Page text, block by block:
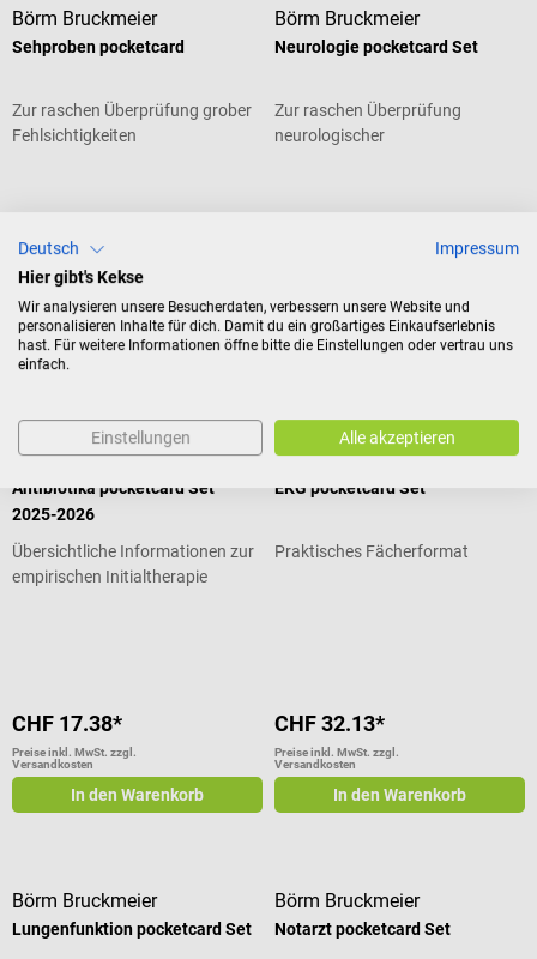
Börm Bruckmeier
Sehproben pocketcard
Zur raschen Überprüfung grober
Fehlsichtigkeiten
CHF 10.53*
Preise inkl. MwSt. zzgl.
Versandkosten
In den Warenkorb
Börm Bruckmeier
Neurologie pocketcard Set
Zur raschen Überprüfung
neurologischer
Preise inkl. MwSt. zzgl.
Versandkosten
In den Warenkorb
Börm Bruckmeier
Antibiotika pocketcard Set
2025-2026
Übersichtliche Informationen zur
empirischen Initialtherapie
CHF 17.38*
Preise inkl. MwSt. zzgl.
Versandkosten
In den Warenkorb
Börm Bruckmeier
EKG pocketcard Set
Praktisches Fächerformat
CHF 32.13*
Preise inkl. MwSt. zzgl.
Versandkosten
In den Warenkorb
Börm Bruckmeier
Lungenfunktion pocketcard Set
Börm Bruckmeier
Notarzt pocketcard Set
Deutsch
Impressum
Hier gibt's Kekse
Wir analysieren unsere Besucherdaten, verbessern unsere Website und
personalisieren Inhalte für dich. Damit du ein großartiges Einkaufserlebnis
hast. Für weitere Informationen öffne bitte die Einstellungen oder vertrau uns
einfach.
Einstellungen Alle akzeptieren